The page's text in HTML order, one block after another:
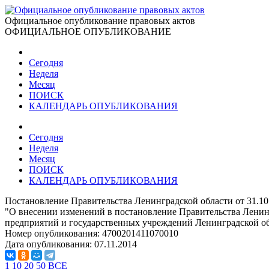
Официальное опубликование правовых актов
ОФИЦИАЛЬНОЕ ОПУБЛИКОВАНИЕ
Сегодня
Неделя
Месяц
ПОИСК
КАЛЕНДАРЬ ОПУБЛИКОВАНИЯ
Сегодня
Неделя
Месяц
ПОИСК
КАЛЕНДАРЬ ОПУБЛИКОВАНИЯ
Постановление Правительства Ленинградской области от
"О внесении изменений в постановление Правительства
предприятий и государственных учреждений Ленинградской
Номер опубликования: 4700201411070010
Дата опубликования: 07.11.2014
1 10 20 50 ВСЕ